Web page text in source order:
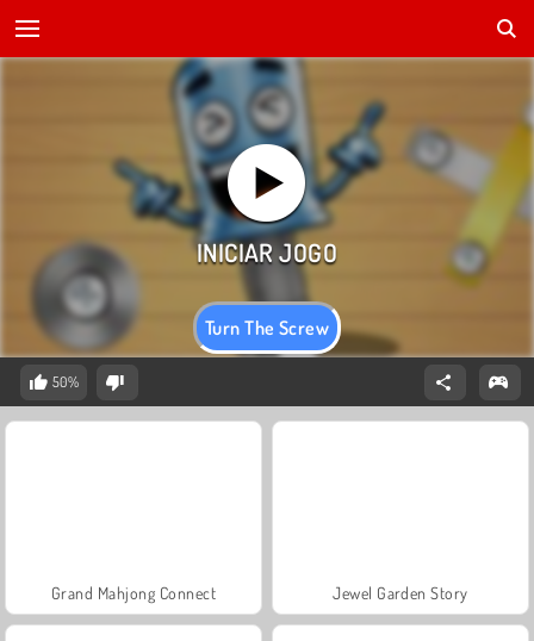
Turn The Screw
50%
Grand Mahjong Connect Jewel Garden Story